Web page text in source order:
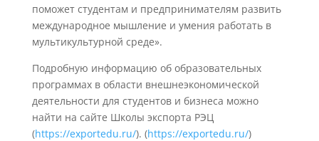
поможет студентам и предпринимателям развить
международное мышление и умения работать в
мультикультурной среде».
Подробную информацию об образовательных
программах в области внешнеэкономической
деятельности для студентов и бизнеса можно
найти на сайте Школы экспорта РЭЦ
(https://exportedu.ru/). (https://exportedu.ru/)